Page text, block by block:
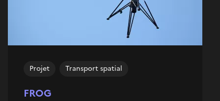
FROG
Projet Transport spatial